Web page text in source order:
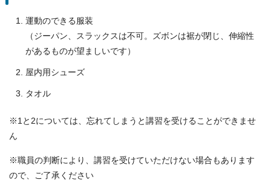
運動のできる服装
（ジーパン、スラックスは不可。ズボンは裾が閉じ、伸縮性
があるものが望ましいです）
屋内用シューズ
タオル
※1と2については、忘れてしまうと講習を受けることができませ
ん
※職員の判断により、講習を受けていただけない場合もあります
ので、ご了承ください